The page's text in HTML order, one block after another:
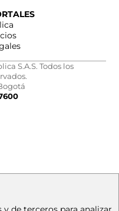
S.A.S. Todos los